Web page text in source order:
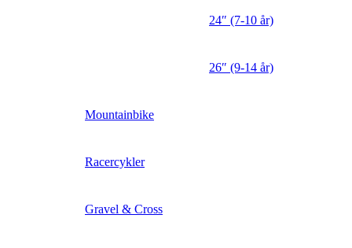
24″ (7-10 år)
26″ (9-14 år)
Mountainbike
Racercykler
Gravel & Cross